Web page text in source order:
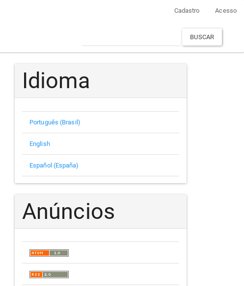
Cadastro Acesso
BUSCAR
Idioma
Português (Brasil)
English
Español (España)
Anúncios